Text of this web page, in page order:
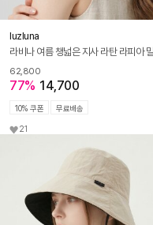
luzluna
62,800
77% 14,700
10% 쿠폰 무료배송
21